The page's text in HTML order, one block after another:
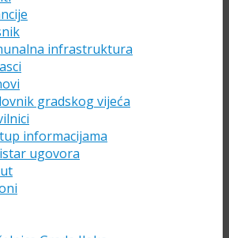
infrastruktura
gradskog vijeća
informacijama
ugovora